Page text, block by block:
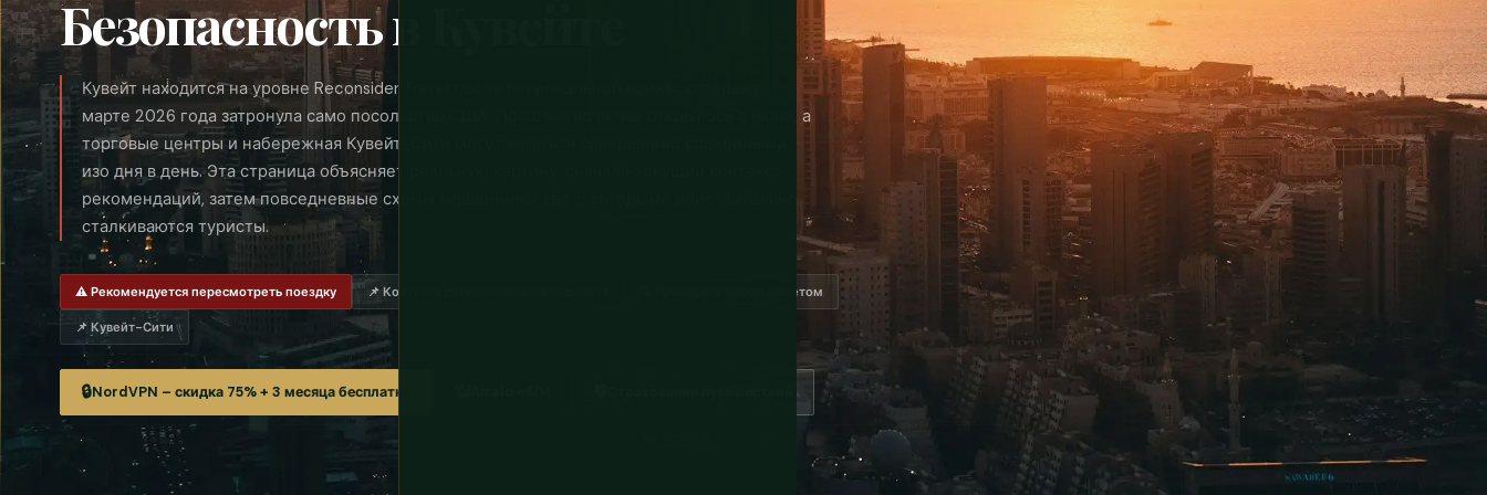
Безопасность в Кувейте
Кувейт находится на уровне Reconsider Travel после региональной войны, которая в
марте 2026 года затронула само посольство США. Посольство вновь открылось в июне, а
торговые центры и набережная Кувейт-Сити могут казаться совершенно спокойными
изо дня в день. Эта страница объясняет реальную картину: сначала текущий контекст
рекомендаций, затем повседневные схемы мошенничества, с которыми действительно
сталкиваются туристы.
⚠️ Рекомендуется пересмотреть поездку 📌 Контекст регионального конфликта 🔍 Проверьте перед вылетом
📌 Кувейт-Сити
🔒NordVPN – скидка 75% + 3 месяца бесплатно